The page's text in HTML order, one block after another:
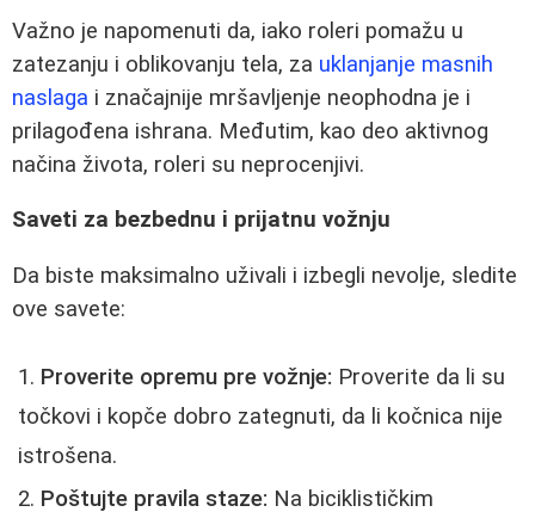
Važno je napomenuti da, iako roleri pomažu u
zatezanju i oblikovanju tela, za uklanjanje masnih
naslaga i značajnije mršavljenje neophodna je i
prilagođena ishrana. Međutim, kao deo aktivnog
načina života, roleri su neprocenjivi.
Saveti za bezbednu i prijatnu vožnju
Da biste maksimalno uživali i izbegli nevolje, sledite
ove savete:
Proverite opremu pre vožnje: Proverite da li su
točkovi i kopče dobro zategnuti, da li kočnica nije
istrošena.
Poštujte pravila staze: Na biciklističkim